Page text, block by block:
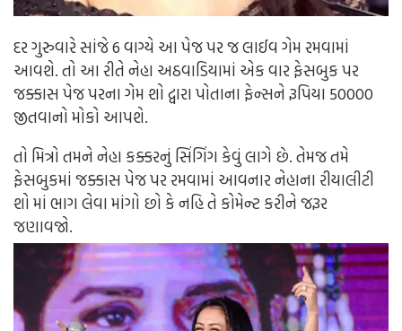
દર ગુરુવારે સાંજે 6 વાગ્યે આ પેજ પર જ લાઈવ ગેમ રમવામાં
આવશે. તો આ રીતે નેહા અઠવાડિયામાં એક વાર ફેસબુક પર
જક્કાસ પેજ પરના ગેમ શો દ્વારા પોતાના ફેન્સને રૂપિયા 50000
જીતવાનો મોકો આપશે.
તો મિત્રો તમને નેહા કક્કરનું સિંગિંગ કેવું લાગે છે. તેમજ તમે
ફેસબુકમાં જક્કાસ પેજ પર રમવામાં આવનાર નેહાના રીયાલીટી
શો માં ભાગ લેવા માંગો છો કે નહિ તે કોમેન્ટ કરીને જરૂર
જણાવજો.